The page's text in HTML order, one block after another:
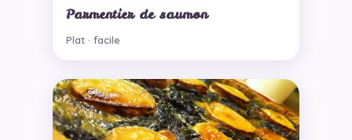
Parmentier de saumon
Plat · facile